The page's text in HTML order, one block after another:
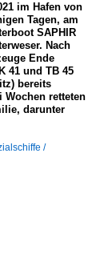
im Hafen von
Tagen, am
SAPHIR
Nach
Ende
41 und TB 45
bereits
Wochen retteten
darunter
/